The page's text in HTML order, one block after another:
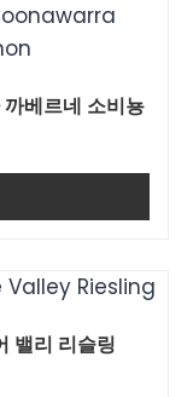
베르네 소비뇽
밸리 리슬링